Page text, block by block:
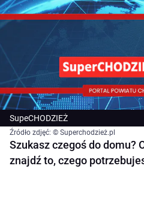
SupeCHODZIEŻ
Źródło zdjęć: © Superchodzież.pl
Szukasz czegoś do domu?
znajdź to, czego